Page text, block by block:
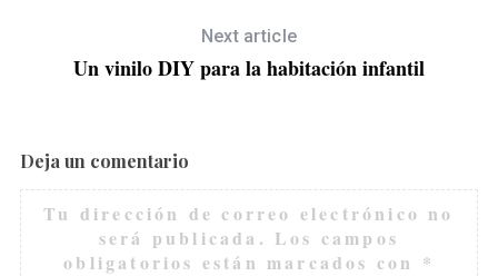
Next article
Un vinilo DIY para la habitación infantil
Deja un comentario
Tu dirección de correo electrónico no
será publicada. Los campos
obligatorios están marcados con *